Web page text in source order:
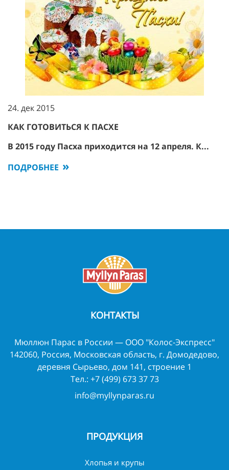
24. дек 2015
КАК ГОТОВИТЬСЯ К ПАСХЕ
В 2015 году Пасха приходится на 12 апреля. К...
ПОДРОБНЕЕ
КОНТАКТЫ
Мюллюн Парас в России — ООО "Колос-Экспресс"
142060, Россия, Московская область, г. Домодедово,
деревня Сырьево, дом 141, строение 1
Тел.: +7 (499) 673 37 73
info@myllynparas.ru
ПРОДУКЦИЯ
Хлопья и крупы